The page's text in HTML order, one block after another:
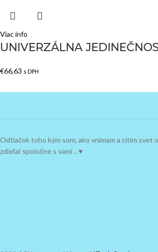
Viac info
UNIVERZÁLNA
€66,63 s DPH
Odtlačok toho kým som, ako vnímam a cítim svet
zdieľať spoločne s vami .. ♥